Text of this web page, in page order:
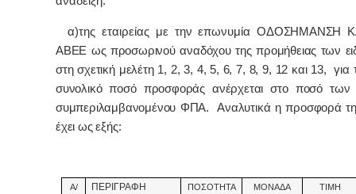
α)της εταιρείας με την επωνυμίαΟΔΟΣΗΜΑΝΣΗ
ΑΒΕΕ ως προσωρινού αναδόχου της προμήθειας των
στη σχετική μελέτη 1, 2, 3, 4, 5, 6, 7, 8, 9, 12 και 13, για
συνολικό ποσό προσφοράς ανέρχεται στο ποσό των
συμπεριλαμβανομένου ΦΠΑ. Αναλυτικά η προσφορά της
έχει ως εξής:
Α/
ΠΕΡΙΓΡΑΦΗ
ΠΟΣΟΤΗΤΑ
ΜΟΝΑΔΑ
ΤΙΜΗ